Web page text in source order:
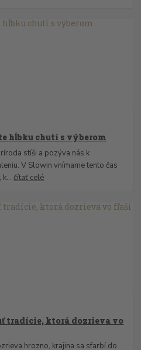
hĺbku chutí s výberom
stíši a pozýva nás k
V Slowin vnímame tento čas
k...čítať celé
tradície, ktorá dozrieva vo
hrozno, krajina sa sfarbí do